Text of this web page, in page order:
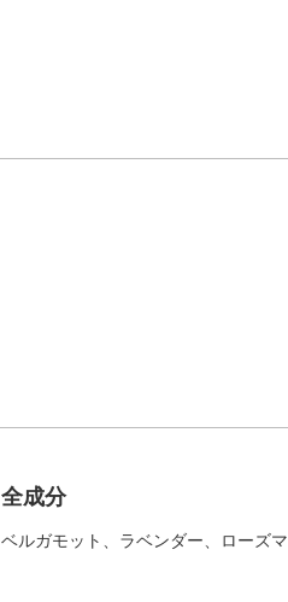
全成分
ベルガモット、ラベンダー、ローズ